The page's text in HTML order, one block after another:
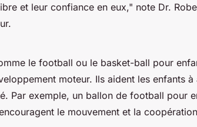
et leur confiance en eux," note Dr.
le football ou le basket-ball pour
moteur. Ils aident les enfants
Par exemple, un ballon de football pour
le mouvement et la